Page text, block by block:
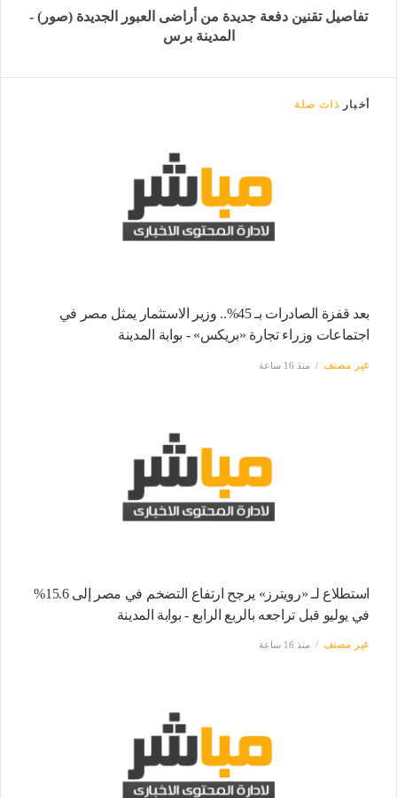
تفاصيل تقنين دفعة جديدة من أراضى العبور الجديدة (صور) -
المدينة برس
أخبار ذات صلة
بعد قفزة الصادرات بـ 45%.. وزير الاستثمار يمثل مصر في
اجتماعات وزراء تجارة «بريكس» - بوابة المدينة
غير مصنف منذ 16 ساعة
استطلاع لـ «رويترز» يرجح ارتفاع التضخم في مصر إلى 15.6%
في يوليو قبل تراجعه بالربع الرابع - بوابة المدينة
غير مصنف منذ 16 ساعة